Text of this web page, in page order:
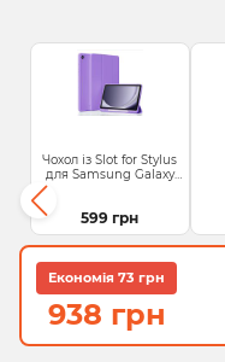
Чохол із Slot for Stylus
для Samsung Galaxy
599 грн
Економія 73 грн
938 грн